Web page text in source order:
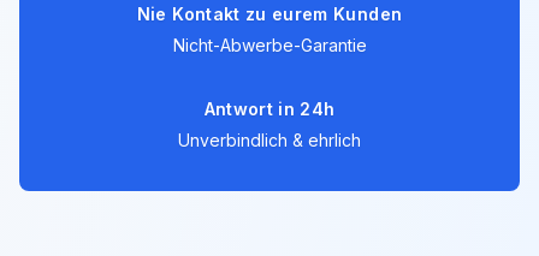
Nie Kontakt zu eurem Kunden
Nicht-Abwerbe-Garantie
Antwort in 24h
Unverbindlich & ehrlich